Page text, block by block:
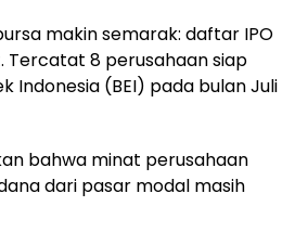
makin semarak: daftar IPO
Tercatat 8 perusahaan siap
Indonesia (BEI) pada bulan Juli
bahwa minat perusahaan
dari pasar modal masih